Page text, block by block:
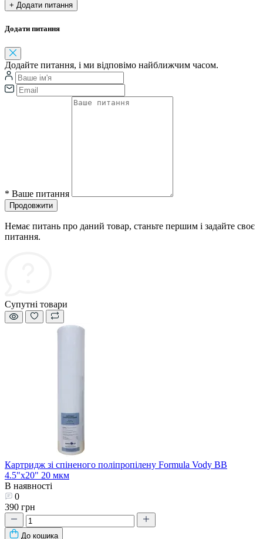
+ Додати питання
Додати питання
Додайте питання, і ми відповімо найближчим часом.
* Ваше питання
Продовжити
Немає питань про даний товар, станьте першим і задайте своє
питання.
Супутні товари
Картридж зі спіненого поліпропілену Formula Vody BB
4.5"х20" 20 мкм
В наявності
0
390 грн
До кошика